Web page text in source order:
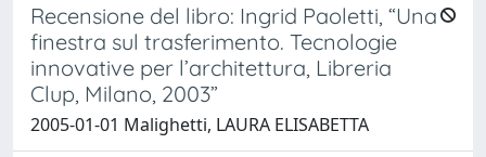
Recensione del libro: Ingrid Paoletti, “Una
finestra sul trasferimento. Tecnologie
innovative per l’architettura, Libreria
Clup, Milano, 2003”
2005-01-01 Malighetti, LAURA ELISABETTA